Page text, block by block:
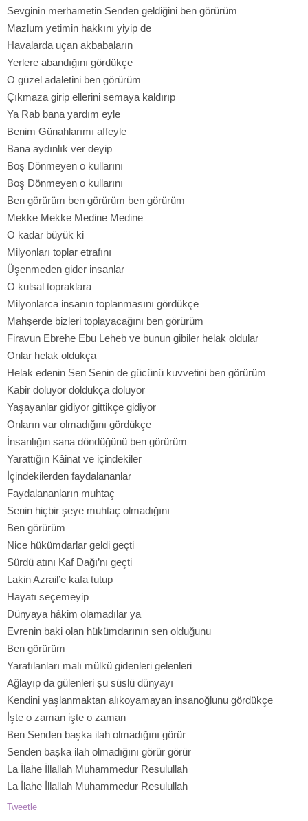
Sevginin merhametin Senden geldiğini ben görürüm
Mazlum yetimin hakkını yiyip de
Havalarda uçan akbabaların
Yerlere abandığını gördükçe
O güzel adaletini ben görürüm
Çıkmaza girip ellerini semaya kaldırıp
Ya Rab bana yardım eyle
Benim Günahlarımı affeyle
Bana aydınlık ver deyip
Boş Dönmeyen o kullarını
Boş Dönmeyen o kullarını
Ben görürüm ben görürüm ben görürüm
Mekke Mekke Medine Medine
O kadar büyük ki
Milyonları toplar etrafını
Üşenmeden gider insanlar
O kulsal topraklara
Milyonlarca insanın toplanmasını gördükçe
Mahşerde bizleri toplayacağını ben görürüm
Firavun Ebrehe Ebu Leheb ve bunun gibiler helak oldular
Onlar helak oldukça
Helak edenin Sen Senin de gücünü kuvvetini ben görürüm
Kabir doluyor doldukça doluyor
Yaşayanlar gidiyor gittikçe gidiyor
Onların var olmadığını gördükçe
İnsanlığın sana döndüğünü ben görürüm
Yarattığın Kâinat ve içindekiler
İçindekilerden faydalananlar
Faydalananların muhtaç
Senin hiçbir şeye muhtaç olmadığını
Ben görürüm
Nice hükümdarlar geldi geçti
Sürdü atını Kaf Dağı’nı geçti
Lakin Azrail’e kafa tutup
Hayatı seçemeyip
Dünyaya hâkim olamadılar ya
Evrenin baki olan hükümdarının sen olduğunu
Ben görürüm
Yaratılanları malı mülkü gidenleri gelenleri
Ağlayıp da gülenleri şu süslü dünyayı
Kendini yaşlanmaktan alıkoyamayan insanoğlunu gördükçe
İşte o zaman işte o zaman
Ben Senden başka ilah olmadığını görür
Senden başka ilah olmadığını görür görür
La İlahe İllallah Muhammedur Resulullah
La İlahe İllallah Muhammedur Resulullah
Tweetle